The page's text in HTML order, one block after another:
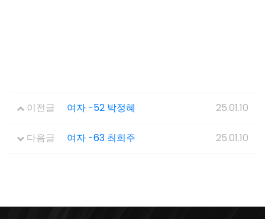
이전글 여자 -52 박정혜 25.01.10
다음글 여자 -63 최희주 25.01.10